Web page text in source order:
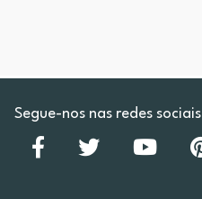
Segue-nos nas redes sociais